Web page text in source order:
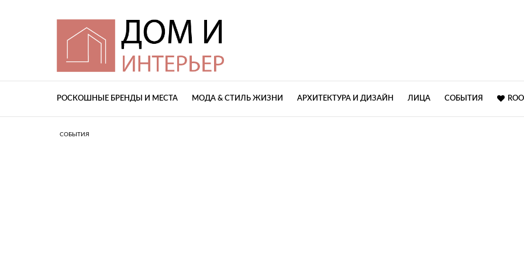
РОСКОШНЫЕ БРЕНДЫ И МЕСТА МОДА & СТИЛЬ ЖИЗНИ АРХИТЕКТУРА И ДИЗАЙН ЛИЦА СОБЫТИЯ
СОБЫТИЯ